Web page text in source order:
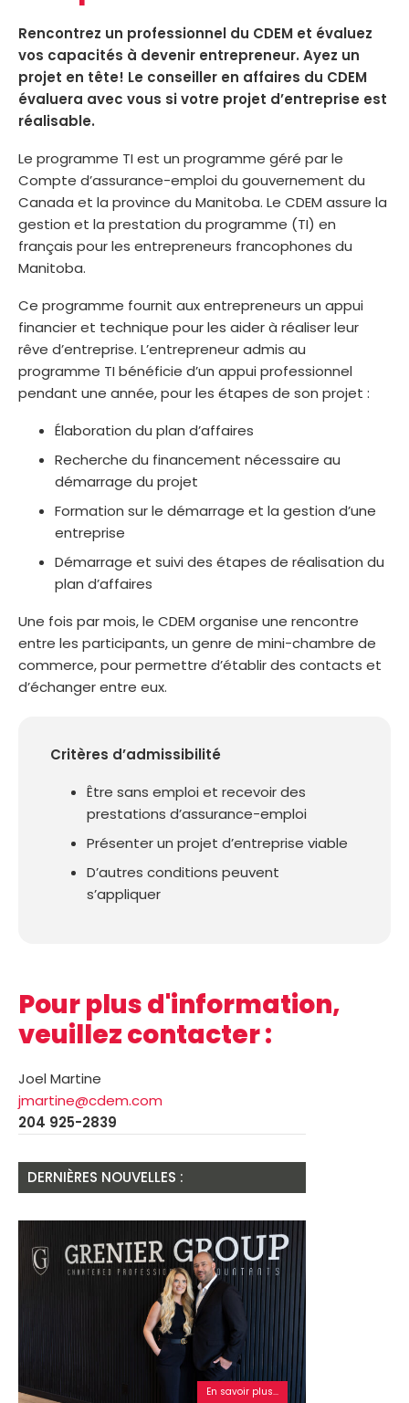
Rencontrez un professionnel du CDEM et évaluez
vos capacités à devenir entrepreneur. Ayez un
projet en tête! Le conseiller en affaires du CDEM
évaluera avec vous si votre projet d’entreprise est
réalisable.
Le programme TI est un programme géré par le
Compte d’assurance-emploi du gouvernement du
Canada et la province du Manitoba. Le CDEM assure la
gestion et la prestation du programme (TI) en
français pour les entrepreneurs francophones du
Manitoba.
Ce programme fournit aux entrepreneurs un appui
financier et technique pour les aider à réaliser leur
rêve d’entreprise. L’entrepreneur admis au
programme TI bénéficie d’un appui professionnel
pendant une année, pour les étapes de son projet :
Élaboration du plan d’affaires
Recherche du financement nécessaire au
démarrage du projet
Formation sur le démarrage et la gestion d’une
entreprise
Démarrage et suivi des étapes de réalisation du
plan d’affaires
Une fois par mois, le CDEM organise une rencontre
entre les participants, un genre de mini-chambre de
commerce, pour permettre d’établir des contacts et
d’échanger entre eux.
Critères d’admissibilité
Être sans emploi et recevoir des
prestations d’assurance-emploi
Présenter un projet d’entreprise viable
D’autres conditions peuvent
s’appliquer
Pour plus d'information,
veuillez contacter :
Joel Martine
jmartine@cdem.com
204 925-2839
DERNIÈRES NOUVELLES :
En savoir plus...